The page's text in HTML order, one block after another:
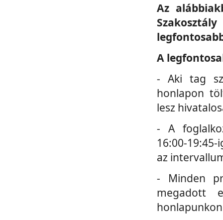
Az
A
- Aki tag
honlapon
lesz
- A
16:00-
az
- Minden
megadott